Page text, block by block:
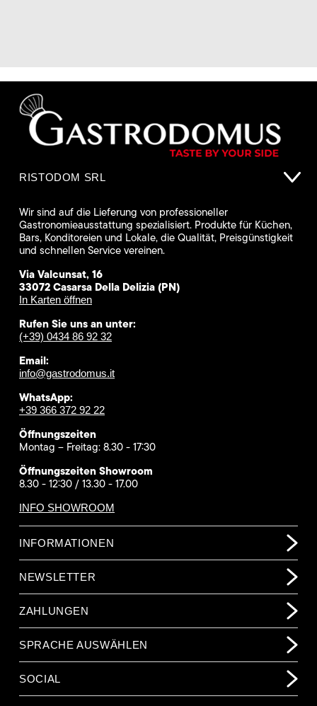
RISTODOM SRL
Wir sind auf die Lieferung von professioneller
Gastronomieausstattung spezialisiert. Produkte für Küchen,
Bars, Konditoreien und Lokale, die Qualität, Preisgünstigkeit
und schnellen Service vereinen.
Via Valcunsat, 16
33072 Casarsa Della Delizia (PN)
In Karten öffnen
Rufen Sie uns an unter:
(+39) 0434 86 92 32
Email:
info@gastrodomus.it
WhatsApp:
+39 366 372 92 22
Öffnungszeiten
Montag – Freitag: 8.30 - 17:30
Öffnungszeiten Showroom
8.30 - 12:30 / 13.30 - 17.00
INFO SHOWROOM
INFORMATIONEN
NEWSLETTER
ZAHLUNGEN
SPRACHE AUSWÄHLEN
SOCIAL